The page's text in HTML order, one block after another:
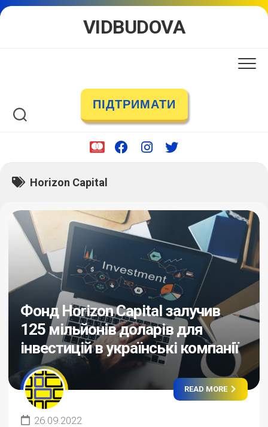
Skip
VIDBUDOVA
ПІДТРИМАТИ
Horizon Capital
Фонд Horizon Capital залучив
125 мільйонів доларів для
інвестицій в українські компанії
READ MORE
26.09.2022